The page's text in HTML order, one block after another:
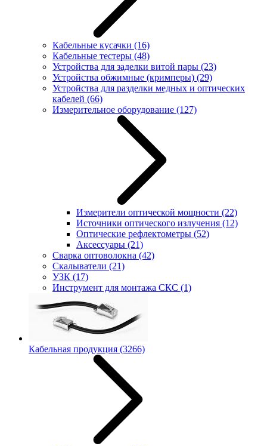
Кабельные кусачки (16)
Кабельные тестеры (48)
Устройства для заделки витой пары (23)
Устройства обжимные (кримперы) (29)
Устройства для разделки медных и оптических
кабелей (66)
Измерительное оборудование (127)
Измерители оптической мощности (22)
Источники оптического излучения (12)
Оптические рефлектометры (52)
Аксессуары (21)
Сварка оптоволокна (42)
Скалыватели (21)
УЗК (17)
Инструмент для монтажа СКС (1)
Кабельная продукция (3266)